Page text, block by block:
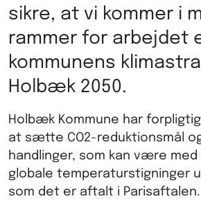
sikre, at vi kommer i
rammer for arbejdet
kommunens
Holbæk 2050.
Holbæk Kommune har
at sætte CO2-reduktionsmål
handlinger, som kan være
globale temperaturstigninger
som det er aftalt i Parisaftalen.